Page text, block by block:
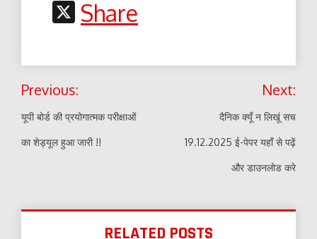
X
Share
Post
navigation
Previous:
यूपी बोर्ड की प्रयोगात्मक परीक्षाओं
का शेड्यूल हुआ जारी !!
Next:
दैनिक क्यूँ न लिखूं सच
19.12.2025 ई-पेपर यहाँ से पढ़ें
और डाउनलोड करे
RELATED POSTS